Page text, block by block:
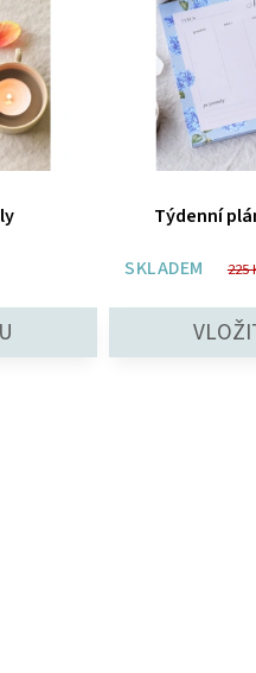
Týdenní
SKLADEM 225